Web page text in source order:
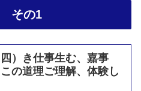
その1
）き仕事生む、嘉事
の道理ご理解、体験し